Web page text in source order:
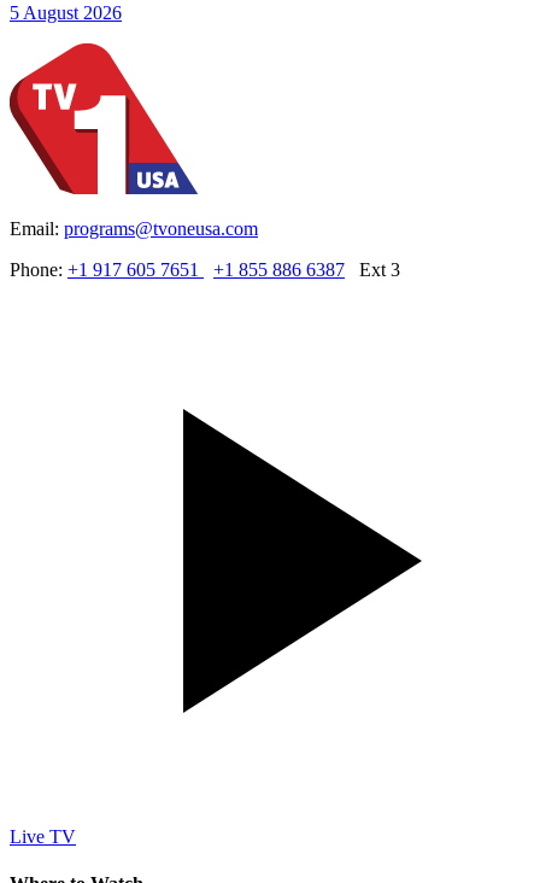
5 August 2026
Email: programs@tvoneusa.com
Phone: +1 917 605 7651 +1 855 886 6387 Ext 3
Live TV